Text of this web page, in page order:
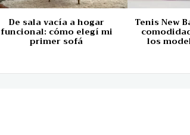
De sala vacía a hogar
funcional: cómo elegí mi
primer sofá
Tenis New
los